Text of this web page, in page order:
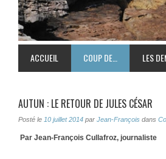
ACCUEIL COUP DE… LES
AUTUN : LE RETOUR DE JULES CÉSAR
Posté le 10 juillet 2014 par Jean-François dans
Par Jean-François Cullafroz, journaliste